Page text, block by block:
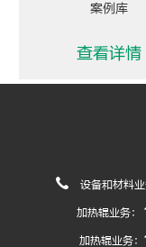
案例库
查看详情
设备和材料业
加热辊业务：
加热辊业务：